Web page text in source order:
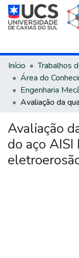
Início
Avaliação
do aço